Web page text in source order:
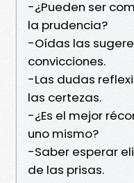
-¿Pueden ser
la prudencia?
-Oídas las
convicciones.
-Las dudas
las certezas.
-¿Es el mejor
uno mismo?
-Saber esperar
de las prisas.